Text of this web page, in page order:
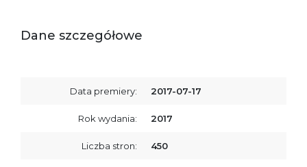
Dane szczegółowe
Data premiery: 2017-07-17
Rok wydania: 2017
Liczba stron: 450